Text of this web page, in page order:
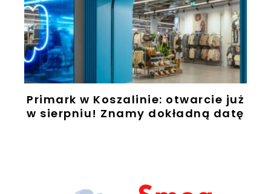
Primark w Koszalinie: otwarcie już
w sierpniu! Znamy dokładną datę